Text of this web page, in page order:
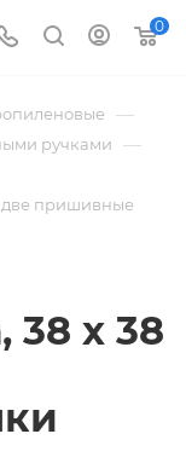
0
—
ручками —
две пришивные
38 х 38